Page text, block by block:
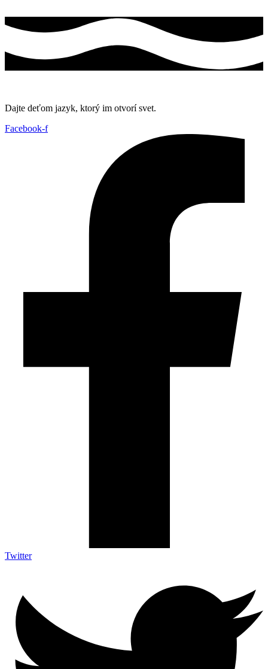
Dajte deťom jazyk, ktorý im otvorí svet.
Facebook-f
Twitter